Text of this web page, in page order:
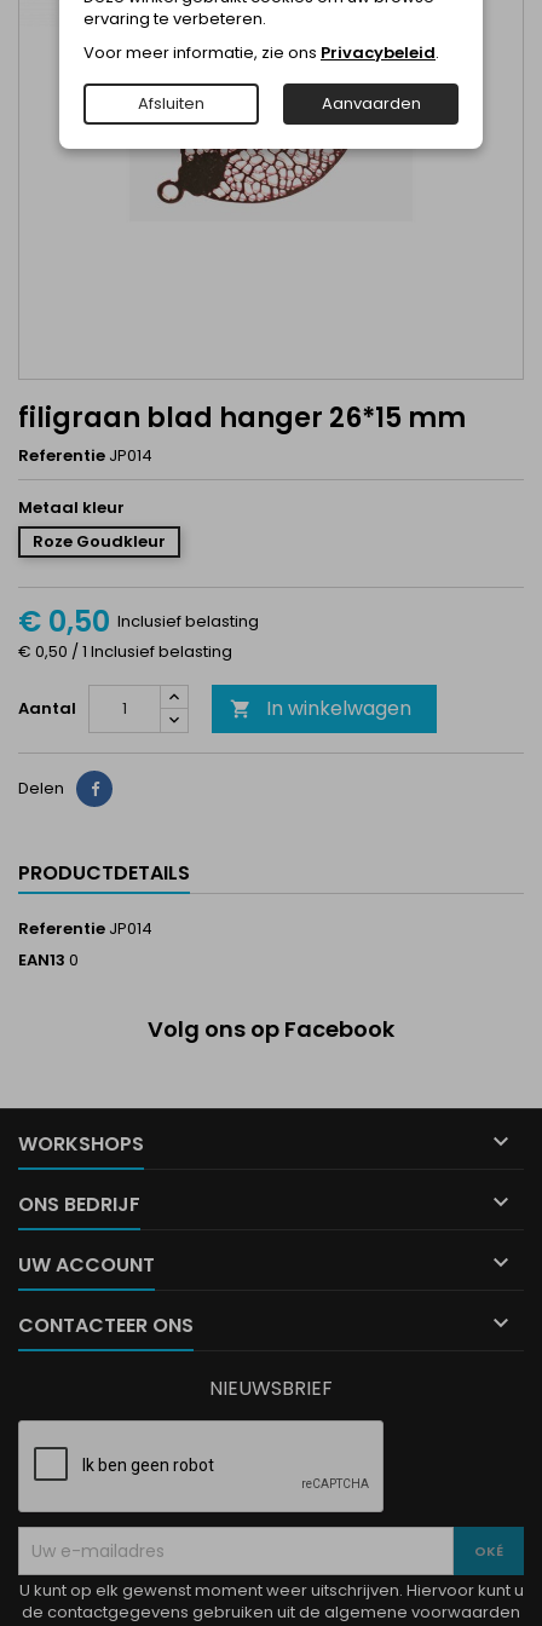
filigraan blad hanger 26*15 mm
Referentie JP014
Metaal kleur
Roze Goudkleur
€ 0,50 Inclusief belasting
€ 0,50 / 1 Inclusief belasting
Aantal  In winkelwagen
Delen Delen
PRODUCTDETAILS
Referentie JP014
EAN13 0
Volg ons op Facebook
WORKSHOPS 
ONS BEDRIJF 
UW ACCOUNT 
CONTACTEER ONS 
ervaring te verbeteren.
Voor meer informatie, zie ons Privacybeleid.
Afsluiten Aanvaarden
NIEUWSBRIEF
U kunt op elk gewenst moment weer uitschrijven. Hiervoor kunt u
de contactgegevens gebruiken uit de algemene voorwaarden